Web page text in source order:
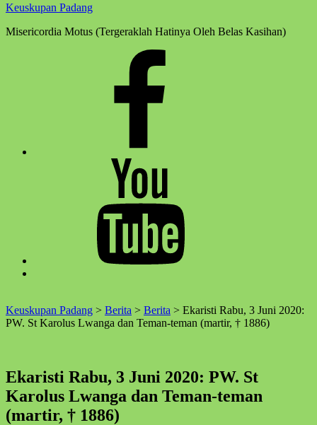
Keuskupan Padang
Misericordia Motus (Tergeraklah Hatinya Oleh Belas Kasihan)
↑
Keuskupan Padang > Berita > Berita > Ekaristi Rabu, 3 Juni 2020:
PW. St Karolus Lwanga dan Teman-teman (martir, † 1886)
Ekaristi Rabu, 3 Juni 2020: PW. St
Karolus Lwanga dan Teman-teman
(martir, † 1886)